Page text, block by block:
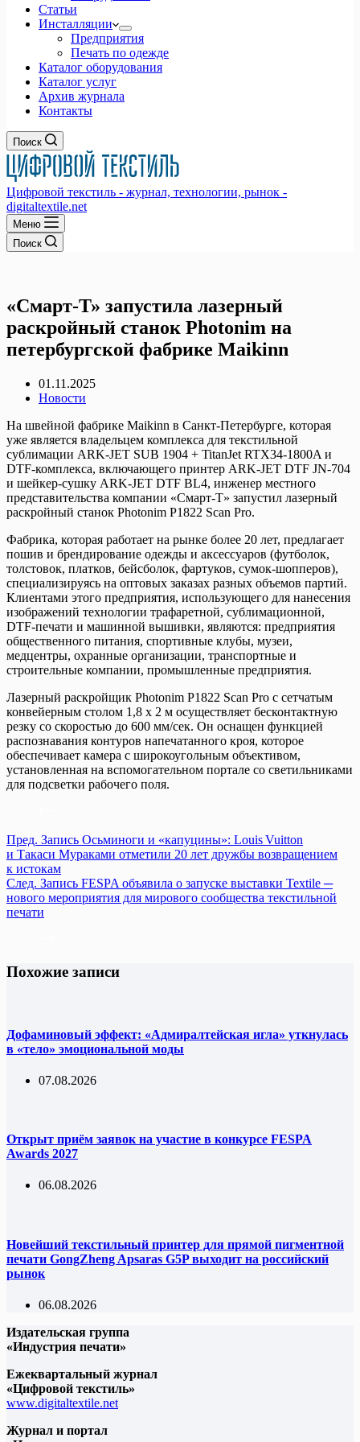
Статьи
Инсталляции
Предприятия
Печать по одежде
Каталог оборудования
Каталог услуг
Архив журнала
Контакты
Поиск
Цифровой текстиль - журнал, технологии, рынок -
digitaltextile.net
Меню
Поиск
«Смарт-Т» запустила лазерный
раскройный станок Photonim на
петербургской фабрике Maikinn
01.11.2025
Новости
На швейной фабрике Maikinn в Санкт-Петербурге, которая
уже является владельцем комплекса для текстильной
сублимации ARK-JET SUB 1904 + TitanJet RTX34-1800A и
DTF-комплекса, включающего принтер ARK-JET DTF JN-704
и шейкер-сушку ARK-JET DTF BL4, инженер местного
представительства компании «Смарт-Т» запустил лазерный
раскройный станок Photonim P1822 Scan Pro.
Фабрика, которая работает на рынке более 20 лет, предлагает
пошив и брендирование одежды и аксессуаров (футболок,
толстовок, платков, бейсболок, фартуков, сумок-шопперов),
специализируясь на оптовых заказах разных объемов партий.
Клиентами этого предприятия, использующего для нанесения
изображений технологии трафаретной, сублимационной,
DTF-печати и машинной вышивки, являются: предприятия
общественного питания, спортивные клубы, музеи,
медцентры, охранные организации, транспортные и
строительные компании, промышленные предприятия.
Лазерный раскройщик Photonim P1822 Scan Pro с сетчатым
конвейерным столом 1,8 х 2 м осуществляет бесконтактную
резку со скоростью до 600 мм/сек. Он оснащен функцией
распознавания контуров напечатанного кроя, которое
обеспечивает камера с широкоугольным объективом,
установленная на вспомогательном портале со светильниками
для подсветки рабочего поля.
Пред. Запись Осьминоги и «капуцины»: Louis Vuitton
и Такаси Мураками отметили 20 лет дружбы возвращением
к истокам
След. Запись FESPA объявила о запуске выставки Textile ─
нового мероприятия для мирового сообщества текстильной
печати
Похожие записи
Дофаминовый эффект: «Адмиралтейская игла» уткнулась
в «тело» эмоциональной моды
07.08.2026
Открыт приём заявок на участие в конкурсе FESPA
Awards 2027
06.08.2026
Новейший текстильный принтер для прямой пигментной
печати GongZheng Apsaras G5P выходит на российский
рынок
06.08.2026
Издательская группа
«Индустрия печати»
Ежеквартальный журнал
«Цифровой текстиль»
www.digitaltextile.net
Журнал и портал